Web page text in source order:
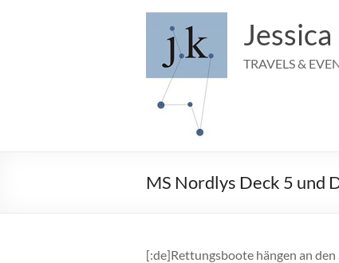
TRAVELS &
MS Nordlys Deck 5 und
[:de]Rettungsboote hängen an